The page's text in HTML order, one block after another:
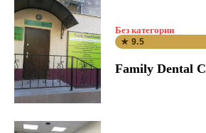
Без категории
★ 9.5
Family Dental